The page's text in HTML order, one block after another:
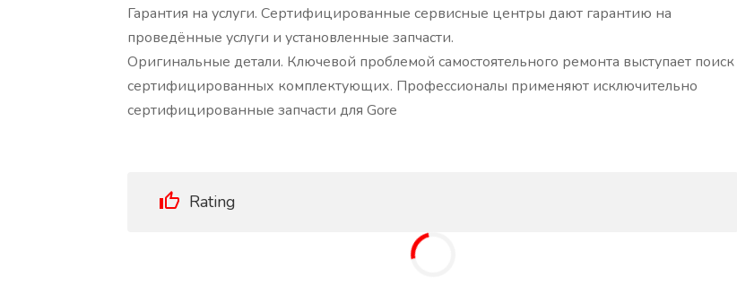
Гарантия на услуги. Сертифицированные сервисные центры дают гарантию на
проведённые услуги и установленные запчасти.
Оригинальные детали. Ключевой проблемой самостоятельного ремонта выступает поиск
сертифицированных комплектующих. Профессионалы применяют исключительно
сертифицированные запчасти для Gore
Rating